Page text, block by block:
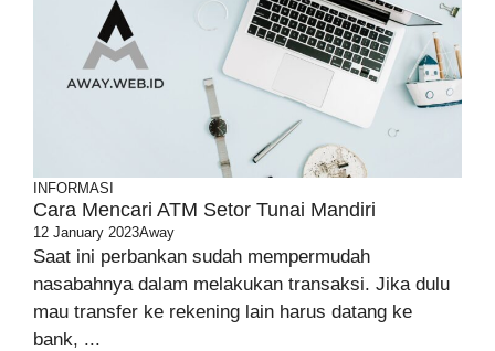
INFORMASI
Cara Mencari ATM Setor Tunai Mandiri
12 January 2023Away
Saat ini perbankan sudah mempermudah
nasabahnya dalam melakukan transaksi. Jika dulu
mau transfer ke rekening lain harus datang ke
bank, ...